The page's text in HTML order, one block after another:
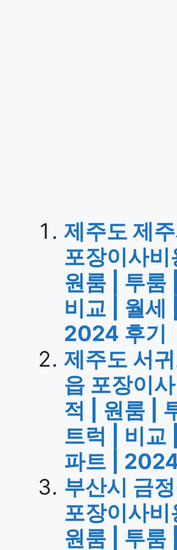
제주도 제
포장이사비
원룸 | 투룸
비교 | 월세
2024 후기
제주도 서
읍 포장이
적 | 원룸 |
트럭 | 비교
파트 |
부산시 금
포장이사비
원룸 | 투룸